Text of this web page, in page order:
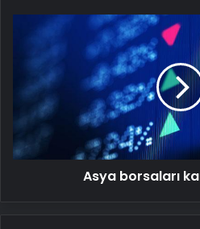
borsaları
seyirde
Asya borsaları